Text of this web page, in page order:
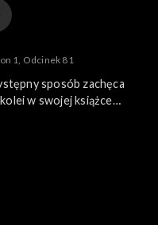
1, Odcinek 81
sposób zachęca
w swojej książce
formacie pop-up zawiera
w świecie. Te
Opowieść o naszej